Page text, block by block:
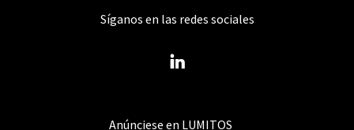
Anúnciese en LUMITOS
Síganos en las redes sociales